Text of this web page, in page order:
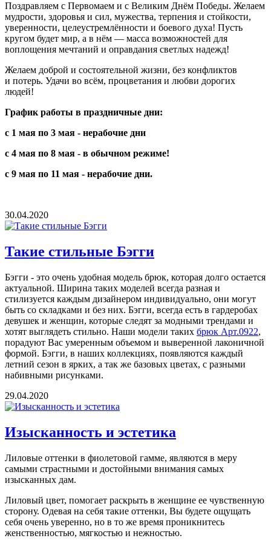
Поздравляем с Первомаем и с Великим Днём Победы. Желаем
мудрости, здоровья и сил, мужества, терпения и стойкости,
уверенности, целеустремлённости и боевого духа! Пусть
кругом будет мир, а в нём — масса возможностей для
воплощения мечтаний и оправдания светлых надежд!
Желаем доброй и состоятельной жизни, без конфликтов
и потерь. Удачи во всём, процветания и любви дорогих
людей!
График работы в праздничные дни:
с 1 мая по 3 мая - нерабочие дни
с 4 мая по 8 мая - в обычном режиме!
с 9 мая по 11 мая - нерабочие дни.
30.04.2020
Такие стильные Бэгги
Бэгги - это очень удобная модель брюк, которая долго остается
актуальной. Ширина таких моделей всегда разная и
стилизуется каждым дизайнером индивидуально, они могут
быть со складками и без них. Бэгги, всегда есть в гардеробах
девушек и женщин, которые следят за модными трендами и
хотят выглядеть стильно. Наши модели таких брюк Арт.0922,
порадуют Вас умеренным объемом и выверенной лаконичной
формой. Бэгги, в наших коллекциях, появляются каждый
летний сезон в ярких, а так же базовых цветах, с разными
набивными рисунками.
29.04.2020
Изысканность и эстетика
Лиловые оттенки в фиолетовой гамме, являются в меру
самыми страстными и достойными внимания самых
изысканных дам.
Лиловый цвет, помогает раскрыть в женщине ее чувственную
сторону. Одевая на себя такие оттенки, Вы будете ощущать
себя очень уверенно, но в то же время проникнитесь
женственностью, мягкостью и нежностью.